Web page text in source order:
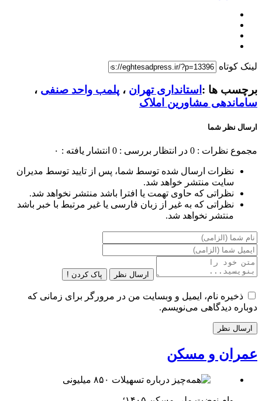
لینک کوتاه
برچسب ها : استانداری تهران ، پلمب واحد صنفی ،
ساماندهی مشاورین املاک
ارسال نظر شما
مجموع نظرات : 0 در انتظار بررسی : 0 انتشار یافته : ۰
نظرات ارسال شده توسط شما، پس از تایید توسط مدیران
سایت منتشر خواهد شد.
نظراتی که حاوی تهمت یا افترا باشد منتشر نخواهد شد.
نظراتی که به غیر از زبان فارسی یا غیر مرتبط با خبر باشد
منتشر نخواهد شد.
ارسال نظر پاک کردن !
ذخیره نام، ایمیل و وبسایت من در مرورگر برای زمانی که
دوباره دیدگاهی می‌نویسم.
عمران و مسکن